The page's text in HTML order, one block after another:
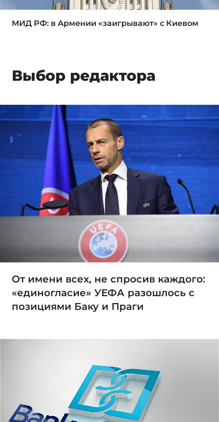
МИД РФ: в Армении «заигрывают» с Киевом
Выбор редактора
От имени всех, не спросив каждого:
«единогласие» УЕФА разошлось с
позициями Баку и Праги